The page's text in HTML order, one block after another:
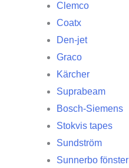
Clemco
Coatx
Den-jet
Graco
Kärcher
Suprabeam
Bosch-Siemens
Stokvis tapes
Sundström
Sunnerbo fönster